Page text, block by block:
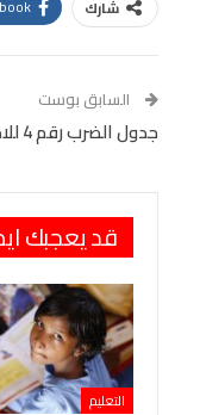
شارك
Tumblr
البريد الإلكتروني
السابق بوست
جدول الضرب رقم 4 للاطفال
قد يعجبك
التعليم